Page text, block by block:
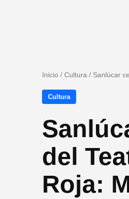
Inicio / Cultura / Sanlúcar
Cultura
del
Roja: